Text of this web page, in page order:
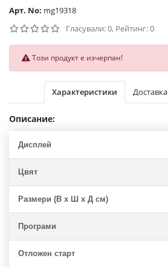
Арт. No: mg19318
Гласували: 0, Рейтинг: 0
Този продукт е изчерпан!
Характеристики Доставка
Описание:
Дисплей
Цвят
Размери (В х Ш х Д см)
Програми
Отложен старт